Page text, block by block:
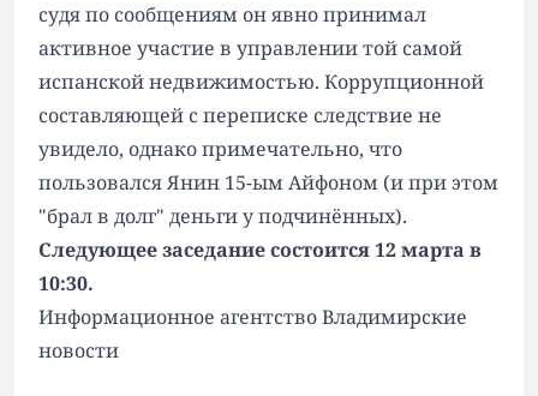
судя по сообщениям он явно принимал
активное участие в управлении той самой
испанской недвижимостью. Коррупционной
составляющей с переписке следствие не
увидело, однако примечательно, что
пользовался Янин 15-ым Айфоном (и при этом
"брал в долг" деньги у подчинённых).
Следующее заседание состоится 12 марта в
10:30.
Информационное агентство Владимирские
новости